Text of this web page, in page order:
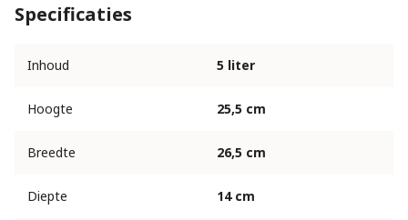
Specificaties
Inhoud 5 liter
Hoogte 25,5 cm
Breedte 26,5 cm
Diepte 14 cm